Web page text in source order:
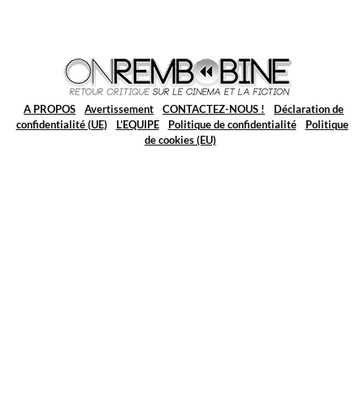
A PROPOS Avertissement CONTACTEZ-NOUS !
Déclaration de
confidentialité (UE)
L’EQUIPE Politique de confidentialité
Politique
de cookies (EU)